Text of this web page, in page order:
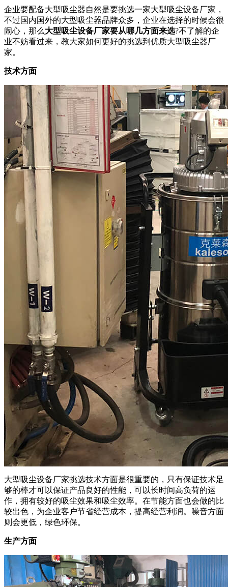
企业要配备大型吸尘器自然是要挑选一家大型吸尘设备厂家，
不过国内国外的大型吸尘器品牌众多，企业在选择的时候会很
闹心，那么大型吸尘设备厂家要从哪几方面来选?不了解的企
业不妨看过来，教大家如何更好的挑选到优质大型吸尘器厂
家。
技术方面
大型吸尘设备厂家挑选技术方面是很重要的，只有保证技术足
够的棒才可以保证产品良好的性能，可以长时间高负荷的运
作，拥有较好的吸尘效果和吸尘效率。在节能方面也会做的比
较出色，为企业客户节省经营成本，提高经营利润。噪音方面
则会更低，绿色环保。
生产方面